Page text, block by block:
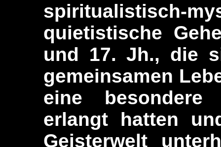
quietistische
und 17. Jh., die
gemeinsamen
eine
erlangt hatten
Geisterwelt